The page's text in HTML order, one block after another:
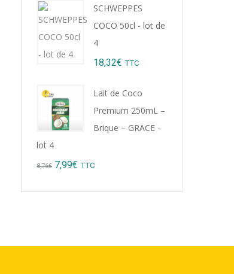
was:
9,22€.
is:
8,99€.
SCHWEPPES
COCO 50cl - lot de
4
18,32€ TTC
Lait de Coco
Premium 250mL –
Brique – GRACE -
lot 4
8,76€ Original
7,99€ Current
TTC